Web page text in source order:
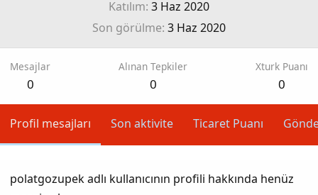
Katılım 3 Haz 2020
Son görülme 3 Haz 2020
Mesajlar
0
Alınan Tepkiler
0
Xturk Puanı
0
Profil mesajları Son aktivite Ticaret Puanı
polatgozupek adlı kullanıcının profili hakkında henüz